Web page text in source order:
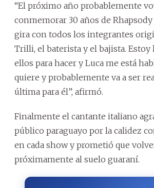
“El próximo año probablemente
conmemorar 30 años de
gira con todos los integrantes
Trilli, el baterista y el bajista. Estoy
ellos para hacer y Luca me está
quiere y probablemente va a ser
última para él”, afirmó.
Finalmente el cantante italiano
público paraguayo por la calidez
en cada show y prometió que
próximamente al suelo guaraní.